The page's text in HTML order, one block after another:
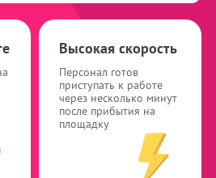
Высокая скорость
Персонал готов
приступать к работе
через несколько минут
после прибытия на
площадку